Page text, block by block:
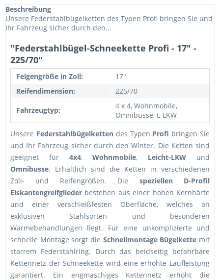
Beschreibung
Unsere Federstahlbügelketten des Typen Profi bringen Sie und
Ihr Fahrzeug sicher durch den...
"Federstahlbügel-Schneekette Profi - 17" -
225/70"
Felgengröße in Zoll:
17"
Reifendimension:
225/70
Fahrzeugtyp:
4 x 4, Wohnmobile,
Omnibusse, L-LKW
Unsere Federstahlbügelkettendes Typen Profi bringen Sie
und Ihr Fahrzeug sicher durch den Winter. Die Ketten sind
geeignet für 4x4,Wohnmobile, Leicht-LKW und
Omnibusse. Erhältlich sind die Ketten in verschiedenen
Zoll- und Reifengrößen. Die speziellen D-Profil
Eiskantengreifglieder bestehen aus einer hohen Kernhärte
und einer verschleißfesten Oberfläche, welches an
exklusiven Stahlsorten und besonderen
Wärmebehandlungen liegt. Für eine unkomplizierte und
schnelle Montage sorgt die Schnellmontage Bügelkette mit
starrem Federstahlring. Durch das beidseitig befahrbare
Kettennetz der Schneekette wird eine erhöhte Laufleistung
garantiert. Ein engmaschiges Kettennetz erhöht die